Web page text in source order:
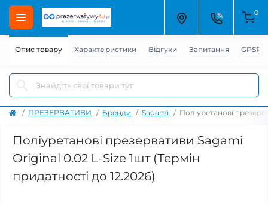
0
ПРЕЗЕРВАТИВИ Бренди Sagami Поліуретанові
Поліуретанові презервативи Sagami
Original 0.02 L-Size 1шт (Термін
придатності до 12.2026)
Опис товару Характеристики Відгуки Запитання GPSR